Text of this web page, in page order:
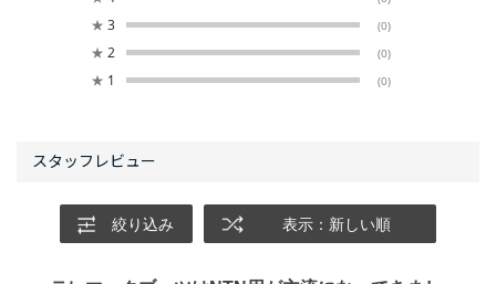
★ 3 (0)
★ 2 (0)
★ 1 (0)
絞り込み 表示：新しい順